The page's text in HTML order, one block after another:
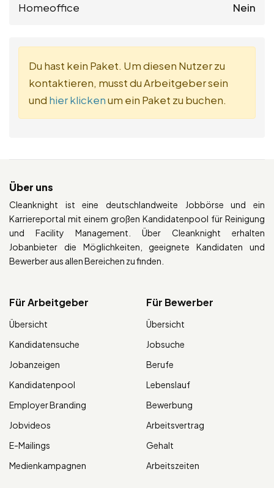
Homeoffice Nein
Du hast kein Paket. Um diesen Nutzer zu
kontaktieren, musst du Arbeitgeber sein
und hier klickenum ein Paket zu buchen.
Über uns
Cleanknight ist eine deutschlandweite Jobbörse und ein
Karriereportal mit einem großen Kandidatenpool für Reinigung
und Facility Management. Über Cleanknight erhalten
Jobanbieter die Möglichkeiten, geeignete Kandidaten und
Bewerber aus allen Bereichen zu finden.
Für Arbeitgeber
Übersicht
Kandidatensuche
Jobanzeigen
Kandidatenpool
Employer Branding
Jobvideos
E-Mailings
Medienkampagnen
Für Bewerber
Übersicht
Jobsuche
Berufe
Lebenslauf
Bewerbung
Arbeitsvertrag
Gehalt
Arbeitszeiten